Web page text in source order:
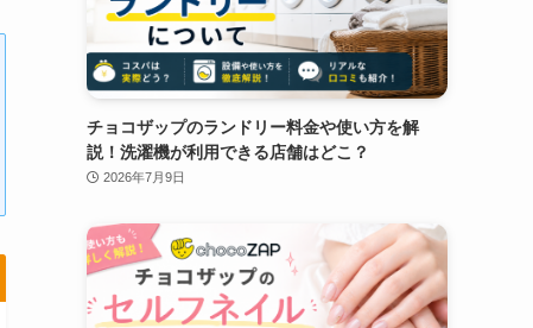
チョコザップのランドリー料金や使い方を解
説！洗濯機が利用できる店舗はどこ？
2026年7月9日